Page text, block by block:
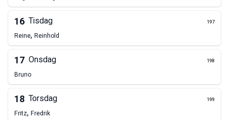
16 Tisdag 197
Reine, Reinhold
17 Onsdag 198
Bruno
18 Torsdag 199
Fritz, Fredrik